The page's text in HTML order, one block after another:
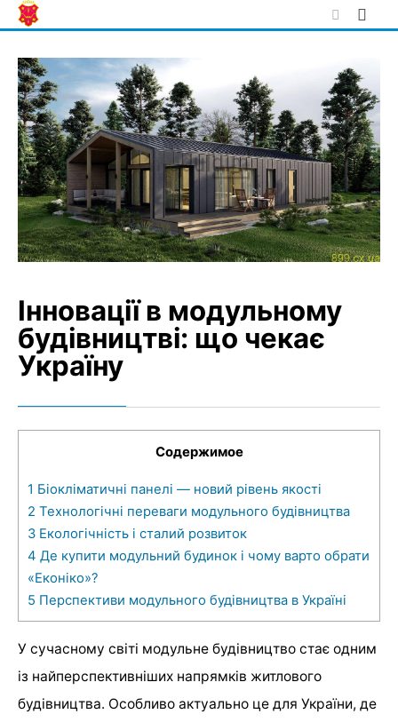
Skip
to
Інновації в модульному
будівництві: що чекає
Україну
Содержимое
1 Біокліматичні панелі — новий рівень якості
2 Технологічні переваги модульного будівництва
3 Екологічність і сталий розвиток
4 Де купити модульний будинок і чому варто обрати
«Еконіко»?
5 Перспективи модульного будівництва в Україні
У сучасному світі модульне будівництво стає одним
із найперспективніших напрямків житлового
будівництва. Особливо актуально це для України, де